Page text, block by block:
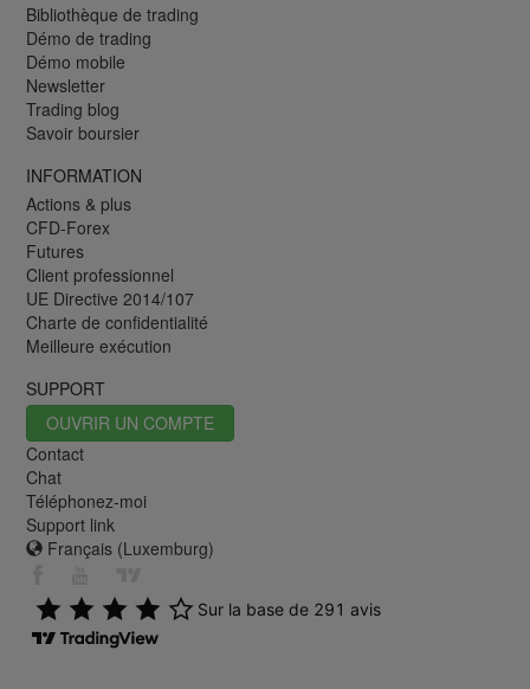
Bibliothèque de trading
Démo de trading
Démo mobile
Newsletter
Trading blog
Savoir boursier
INFORMATION
Actions & plus
CFD-Forex
Futures
Client professionnel
UE Directive 2014/107
Charte de confidentialité
Meilleure exécution
SUPPORT
OUVRIR UN COMPTE
Contact
Chat
Téléphonez-moi
Support link
Français (Luxemburg)